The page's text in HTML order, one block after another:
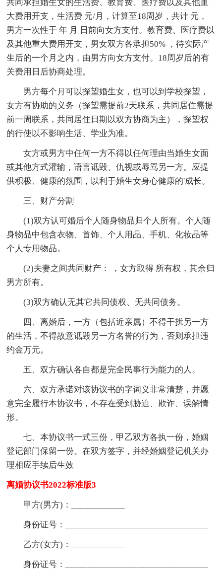
共同承担婚生女的生活费、教育费、医疗费以及其他重
大费用开支，生活费 元/月，计算至18周岁，共计 元，
男方一次性于 年 月 日前向女方支付。教育费、医疗费以
及其他重大费用开支，男女双方各承担50% ，待实际产
生后的一个月之内，由男方向女方支付。18周岁后的有
关费用日后协商处理。
男方每个月可以探望婚生女，也可以到学校探望，
女方有协助的义务（探望需提前2天联系，共同居住需提
前一周联系，共同居住日期以双方协商为主），探望权
的行使以不影响生活、学业为准。
女方或男方中任何一方不得以任何理由当婚生女面
或其他方式灌输，语言诋毁、仇视或辱骂另一方。应提
供积极、健康的氛围，以利于婚生女身心健康的'成长。
三、财产分割
(1)双方认可婚后个人随身物品归个人所有。个人随
身物品中包含衣物、首饰、个人用品、手机、化妆品等
个人专用物品。
(2)夫妻之间共同财产： ，女方取得 所有权，其余归
男方所有。
(3)双方确认无其它共同债权、无共同债务。
四、离婚后，一方（包括近亲属）不得干扰另一方
的生活，不得故意诋毁另一方名誉的行为，否则承担违
约金万元。
五、双方确认各自都是完全民事行为能力的人。
六、双方承诺对该协议书的字词义非常清楚，并愿
意完全履行本协议书，不存在受到胁迫、欺诈、误解情
形。
七、本协议书一式三份，甲乙双方各执一份，婚姻
登记部门保留一份。在双方签字，并经婚姻登记机关办
理相应手续后生效
离婚协议书2022标准版3
甲方(男方)：____________
身份证号：________________________________
乙方(女方)：____________
身份证号：________________________________